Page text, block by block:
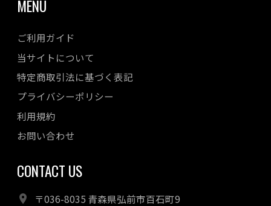
MENU
ご利用ガイド
当サイトについて
特定商取引法に基づく表記
プライバシーポリシー
利用規約
お問い合わせ
CONTACT US
〒036-8035 青森県弘前市百石町9